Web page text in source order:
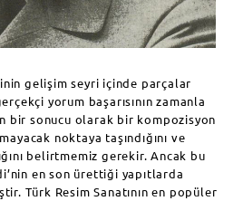
gelişim seyri içinde parçalar
yorum başarısının zamanla
bir sonucu olarak bir kompozisyon
noktaya taşındığını ve
belirtmemiz gerekir. Ancak bu
en son ürettiği yapıtlarda
Türk Resim Sanatının en popüler